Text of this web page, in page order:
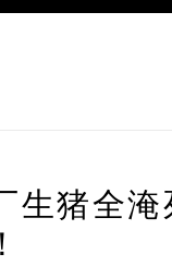
生猪全